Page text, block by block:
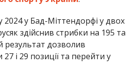
2024 у Бад-Міттендорфі у двох
здійснив стрибки на 195 та
результат дозволив
і 29 позиції та перейти у